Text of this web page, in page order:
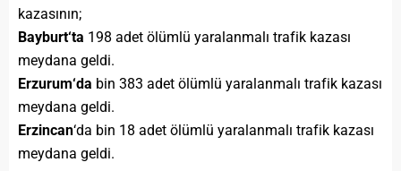
kazasının;
Bayburt‘ta 198 adet ölümlü yaralanmalı trafik kazası
meydana geldi.
Erzurum‘da bin 383 adet ölümlü yaralanmalı trafik kazası
meydana geldi.
Erzincan‘da bin 18 adet ölümlü yaralanmalı trafik kazası
meydana geldi.